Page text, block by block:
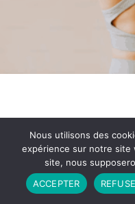
Partenariat Contact
Copyright © 2026 -
Nous utilisons des
expérience sur notre site
site, nous
ACCEPTER